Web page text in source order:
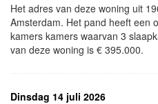
Het adres van deze woning uit
Amsterdam. Het pand heeft een
kamers kamers waarvan 3
van deze woning is € 395.000.
Dinsdag 14 juli 2026